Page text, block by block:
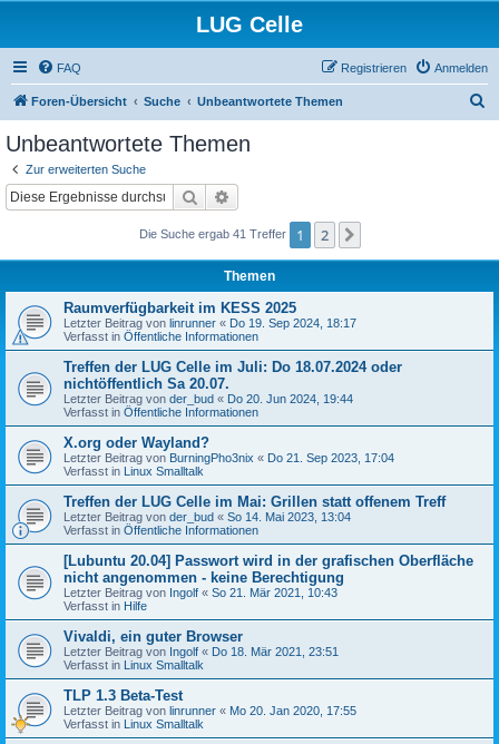
LUG Celle
FAQ Anmelden
Registrieren
Foren-Übersicht Suche Unbeantwortete Themen
Unbeantwortete Themen
Zur erweiterten Suche
Suche
Die Suche ergab 41 Treffer 1 2
Themen
Raumverfügbarkeit im KESS 2025
Letzter Beitrag von linrunner « Do 19. Sep 2024, 18:17
Verfasst in Öffentliche Informationen
Treffen der LUG Celle im Juli: Do 18.07.2024 oder
nichtöffentlich Sa 20.07.
Letzter Beitrag von der_bud « Do 20. Jun 2024, 19:44
Verfasst in Öffentliche Informationen
X.org oder Wayland?
Letzter Beitrag von BurningPho3nix « Do 21. Sep 2023, 17:04
Verfasst in Linux Smalltalk
Treffen der LUG Celle im Mai: Grillen statt offenem Treff
Letzter Beitrag von der_bud « So 14. Mai 2023, 13:04
Verfasst in Öffentliche Informationen
[Lubuntu 20.04] Passwort wird in der grafischen Oberfläche
nicht angenommen - keine Berechtigung
Letzter Beitrag von Ingolf « So 21. Mär 2021, 10:43
Verfasst in Hilfe
Vivaldi, ein guter Browser
Letzter Beitrag von Ingolf « Do 18. Mär 2021, 23:51
Verfasst in Linux Smalltalk
TLP 1.3 Beta-Test
Letzter Beitrag von linrunner « Mo 20. Jan 2020, 17:55
Verfasst in Linux Smalltalk